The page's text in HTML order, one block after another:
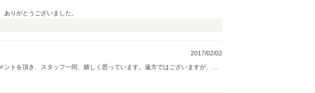
りがとうございました。
2017/02/02
トを頂き、スタッフ一同、嬉しく思っています。遠方ではございますが、群